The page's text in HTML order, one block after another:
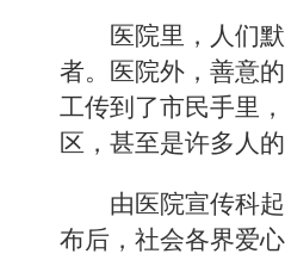
医院里，人们
者。医院外，善意
工传到了市民手里
区，甚至是许多人
由医院宣传科
布后，社会各界爱